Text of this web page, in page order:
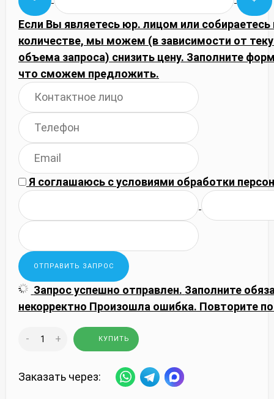
Если Вы являетесь юр. лицом или
количестве, мы можем (в зависимости от
объема запроса) снизить цену. Заполните
что сможем предложить.
Я соглашаюсь сусловиями обработки
Запрос успешно отправлен. Заполните
некорректно Произошла ошибка. Повторите
- + КУПИТЬ
Заказать через: